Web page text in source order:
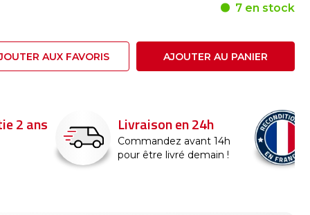
7 en stock
AUX FAVORIS AJOUTER AU PANIER
2 ans Livraison en 24h
Commandez avant 14h
pour être livré demain !